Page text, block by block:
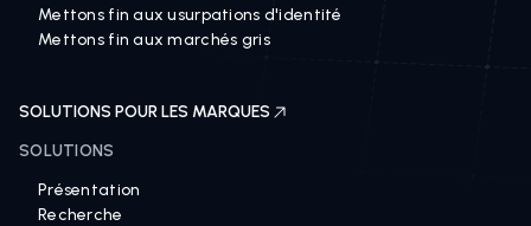
Mettons fin aux usurpations d'identité
Mettons fin aux marchés gris
SOLUTIONS POUR LES MARQUES
SOLUTIONS
Présentation
Recherche